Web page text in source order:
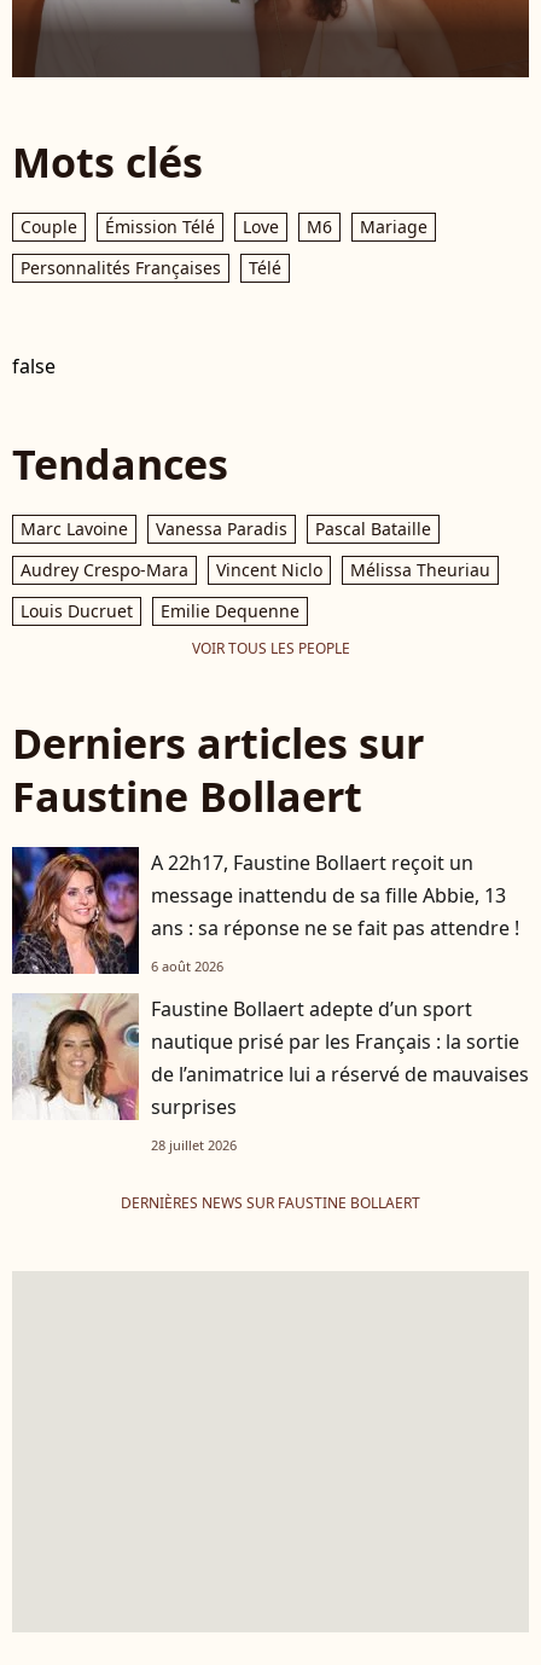
Mots clés
Couple Émission Télé Love M6
Mariage
Personnalités Françaises
Télé
false
Tendances
Marc Lavoine Vanessa Paradis
Pascal Bataille
Audrey Crespo-Mara
Vincent Niclo
Mélissa Theuriau
Louis Ducruet
Emilie Dequenne
VOIR TOUS LES PEOPLE
Derniers articles sur
Faustine Bollaert
A 22h17, Faustine Bollaert reçoit un
message inattendu de sa fille Abbie, 13
ans : sa réponse ne se fait pas attendre !
6 août 2026
Faustine Bollaert adepte d’un sport
nautique prisé par les Français : la sortie
de l’animatrice lui a réservé de mauvaises
surprises
28 juillet 2026
DERNIÈRES NEWS SUR FAUSTINE BOLLAERT